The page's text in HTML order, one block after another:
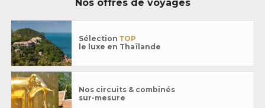
Nos offres de voyages
Sélection TOP
le luxe en Thaïlande
Nos circuits & combinés
sur-mesure